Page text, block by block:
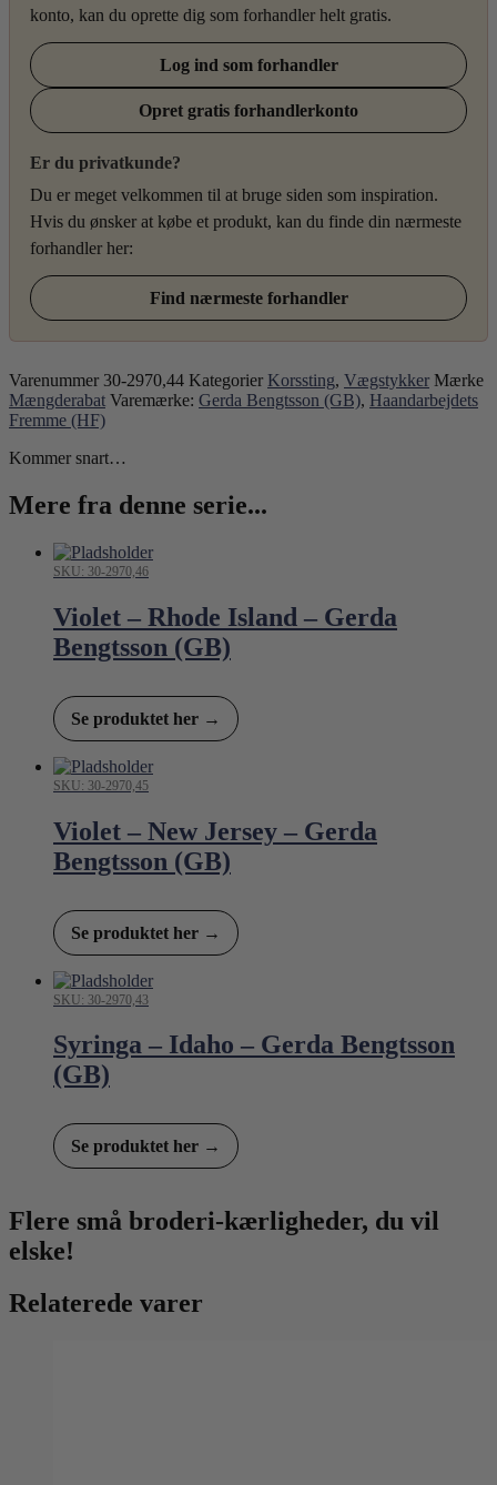
konto, kan du oprette dig som forhandler helt gratis.
Log ind som forhandler
Opret gratis forhandlerkonto
Er du privatkunde?
Du er meget velkommen til at bruge siden som inspiration.
Hvis du ønsker at købe et produkt, kan du finde din nærmeste
forhandler her:
Find nærmeste forhandler
Varenummer 30-2970,44 Kategorier Korssting, Vægstykker Mærke
Mængderabat Varemærke: Gerda Bengtsson (GB), Haandarbejdets
Fremme (HF)
Kommer snart…
Mere fra denne serie...
SKU: 30-2970,46
Violet – Rhode Island – Gerda
Bengtsson (GB)
Se produktet her →
SKU: 30-2970,45
Violet – New Jersey – Gerda
Bengtsson (GB)
Se produktet her →
SKU: 30-2970,43
Syringa – Idaho – Gerda Bengtsson
(GB)
Se produktet her →
Flere små broderi-kærligheder, du vil
elske!
Relaterede varer